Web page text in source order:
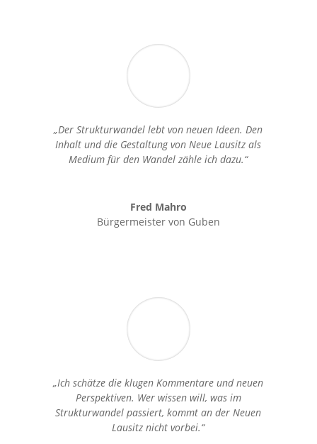
„Der Strukturwandel lebt von neuen Ideen. Den
Inhalt und die Gestaltung von Neue Lausitz als
Medium für den Wandel zähle ich dazu.“
Fred Mahro
Bürgermeister von Guben
„Ich schätze die klugen Kommentare und neuen
Perspektiven. Wer wissen will, was im
Strukturwandel passiert, kommt an der Neuen
Lausitz nicht vorbei.“